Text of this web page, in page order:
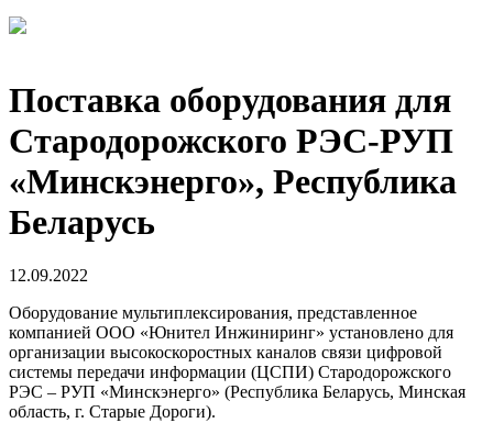
Поставка оборудования для
Стародорожского РЭС-РУП
«Минскэнерго», Республика
Беларусь
12.09.2022
Оборудование мультиплексирования, представленное
компанией ООО «Юнител Инжиниринг» установлено для
организации высокоскоростных каналов связи цифровой
системы передачи информации (ЦСПИ) Стародорожского
РЭС – РУП «Минскэнерго» (Республика Беларусь, Минская
область, г. Старые Дороги).